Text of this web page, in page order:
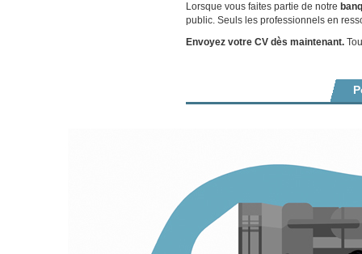
Lorsque vous faites partie de notre
public. Seuls les professionnels en
Envoyez votre CV dès maintenant.